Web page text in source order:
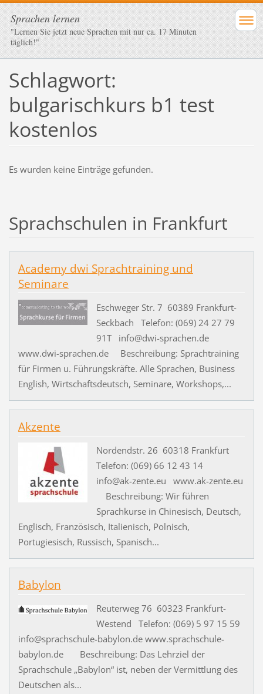
Sprachen lernen
"Lernen Sie jetzt neue Sprachen mit nur ca. 17 Minuten
täglich!"
Schlagwort:
bulgarischkurs b1 test
kostenlos
Es wurden keine Einträge gefunden.
Sprachschulen in Frankfurt
Academy dwi Sprachtraining und
Seminare
Eschweger Str. 7 60389 Frankfurt-
Seckbach Telefon: (069) 24 27 79
91T info@dwi-sprachen.de
www.dwi-sprachen.de Beschreibung: Sprachtraining
für Firmen u. Führungskräfte. Alle Sprachen, Business
English, Wirtschaftsdeutsch, Seminare, Workshops,...
Akzente
Nordendstr. 26 60318 Frankfurt
Telefon: (069) 66 12 43 14
info@ak-zente.eu www.ak-zente.eu
Beschreibung: Wir führen
Sprachkurse in Chinesisch, Deutsch,
Englisch, Französisch, Italienisch, Polnisch,
Portugiesisch, Russisch, Spanisch...
Babylon
Reuterweg 76 60323 Frankfurt-
Westend Telefon: (069) 5 97 15 59
info@sprachschule-babylon.de www.sprachschule-
babylon.de Beschreibung: Das Lehrziel der
Sprachschule „Babylon“ ist, neben der Vermittlung des
Deutschen als...